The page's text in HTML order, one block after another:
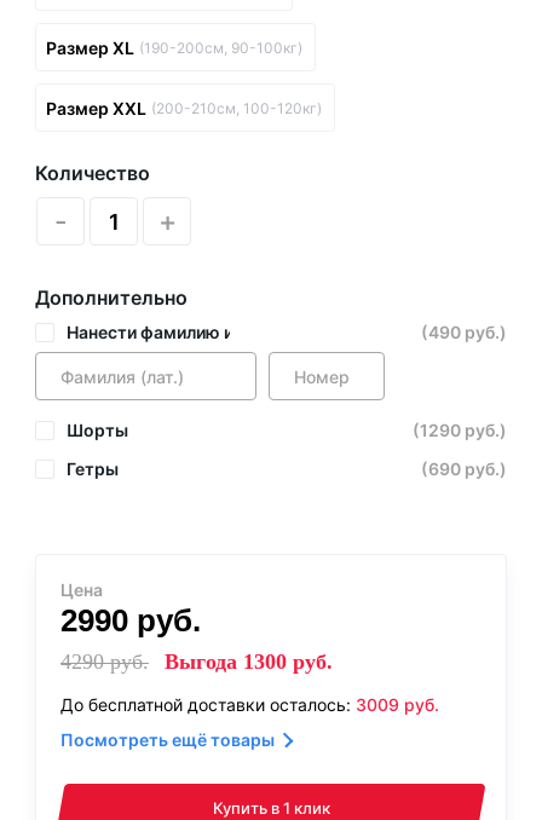
Размер XL (190-200см, 90-100кг)
Размер XXL (200-210см, 100-120кг)
Количество
- +
Дополнительно
Нанести фамилию и номер (490 руб.)
Шорты
(1290 руб.)
Гетры
(690 руб.)
Цена
2990 руб.
4290руб. Выгода 1300 руб.
До бесплатной доставки осталось: 3009 руб.
Посмотреть ещё товары
Купить в 1 клик